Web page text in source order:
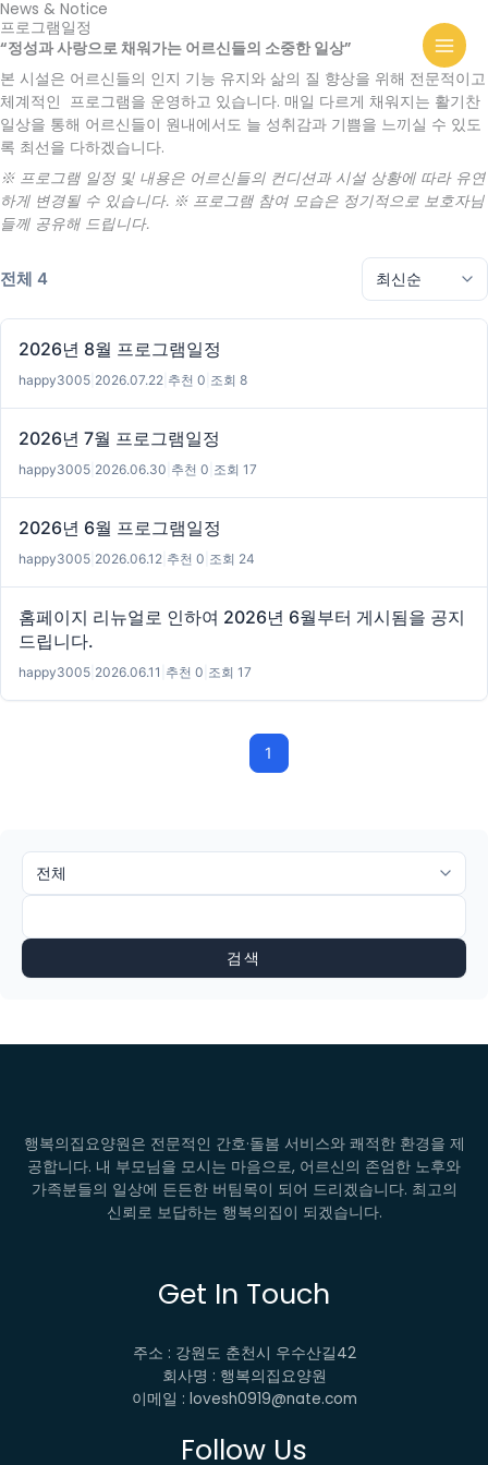
콘
텐
츠
로
건
너
뛰
기
News & Notice
프로그램일정
“정성과 사랑으로 채워가는 어르신들의 소중한 일상”
본 시설은 어르신들의 인지 기능 유지와 삶의 질 향상을 위해 전문적이고
체계적인 프로그램을 운영하고 있습니다. 매일 다르게 채워지는 활기찬
일상을 통해 어르신들이 원내에서도 늘 성취감과 기쁨을 느끼실 수 있도
록 최선을 다하겠습니다.
※ 프로그램 일정 및 내용은 어르신들의 컨디션과 시설 상황에 따라 유연
하게 변경될 수 있습니다. ※ 프로그램 참여 모습은 정기적으로 보호자님
들께 공유해 드립니다.
전체 4
2026년 8월 프로그램일정
happy3005 2026.07.22 추천 0 조회 8
2026년 7월 프로그램일정
happy3005 2026.06.30 추천 0 조회 17
2026년 6월 프로그램일정
happy3005 2026.06.12 추천 0 조회 24
홈페이지 리뉴얼로 인하여 2026년 6월부터 게시됨을 공지
드립니다.
happy3005 2026.06.11 추천 0 조회 17
1
검색
행복의집요양원은 전문적인 간호·돌봄 서비스와 쾌적한 환경을 제
공합니다. 내 부모님을 모시는 마음으로, 어르신의 존엄한 노후와
가족분들의 일상에 든든한 버팀목이 되어 드리겠습니다. 최고의
신뢰로 보답하는 행복의집이 되겠습니다.
Get In Touch
주소 : 강원도 춘천시 우수산길42
회사명 : 행복의집요양원
이메일 : lovesh0919@nate.com
Follow Us